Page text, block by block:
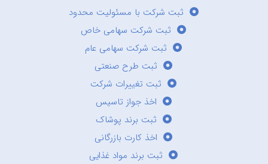
ثبت شرکت با مسئولیت محدود
ثبت شرکت سهامی خاص
ثبت شرکت سهامی عام
ثبت طرح صنعتی
ثبت تغییرات شرکت
اخذ جواز تاسیس
ثبت برند پوشاک
اخذ کارت بازرگانی
ثبت برند مواد غذایی